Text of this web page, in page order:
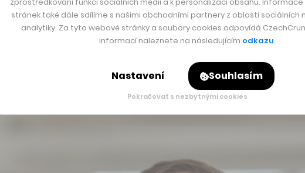
pěti let staly miliardovými hráči. Ostatně,Astratex jím už je.
mluví o vzniku investiční skupiny, nastavení její strategie, o dění
fondu Hartenberg Holding bývalého premiéra Andreje Babiše.
stránek také dále sdílíme s našimi obchodními partnery z oblasti sociálních
analytiky. Za tyto webové stránky a soubory cookies odpovídá
informací naleznete na následujícím odkazu.
Nastavení Souhlasím
Pokračovat s nezbytnými cookies